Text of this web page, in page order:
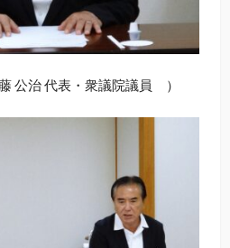
公治 代表・衆議院議員 ）